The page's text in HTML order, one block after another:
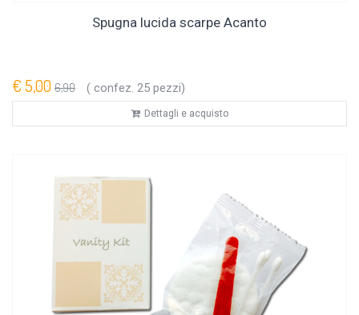
Spugna lucida scarpe Acanto
€ 5,00 6,90 ( confez. 25 pezzi)
Dettagli e acquisto